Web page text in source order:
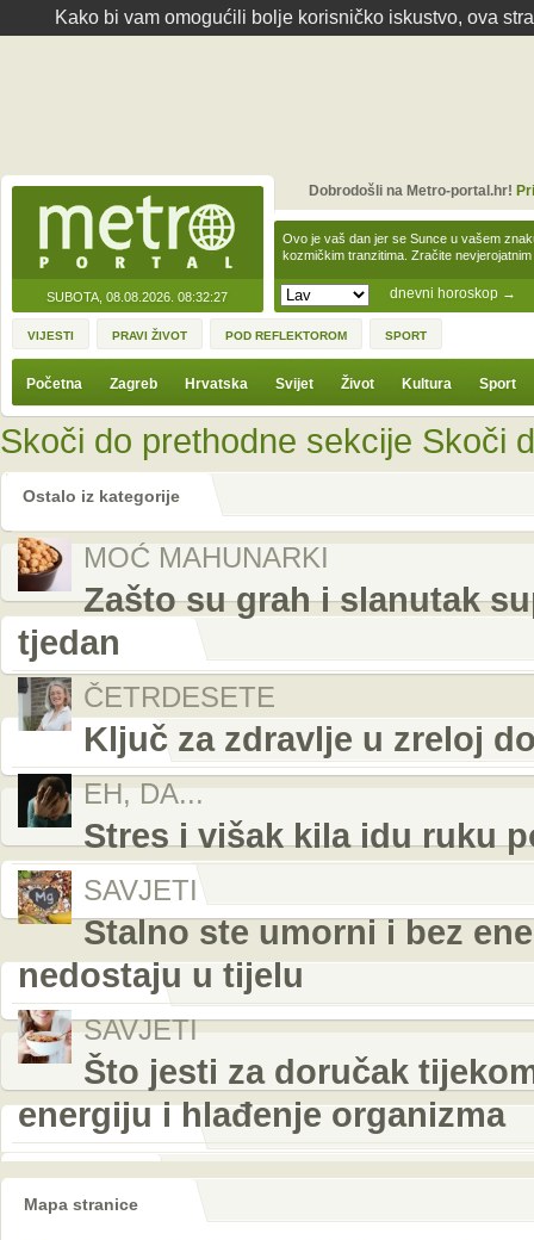
Kako bi vam omogućili bolje korisničko iskustvo, ova
SUBOTA, 08.08.2026. 08:32:27 dnevni horoskop →
Ovo je vaš dan jer se Sunce u vašem
kozmičkim tranzitima. Zračite
Dobrodošli na Metro-portal.hr!
VIJESTI PRAVI ŽIVOT POD REFLEKTOROM SPORT
Početna Zagreb Hrvatska Svijet Život Kultura Sport
Skoči do prethodne sekcije Skoči
Ostalo iz kategorije
MOĆ MAHUNARKI
Zašto su grah i slanutak
tjedan
ČETRDESETE
Ključ za zdravlje u zreloj
EH, DA...
Stres i višak kila idu ruku
SAVJETI
Stalno ste umorni i bez
nedostaju u tijelu
SAVJETI
Što jesti za doručak
energiju i hlađenje organizma
Mapa stranice